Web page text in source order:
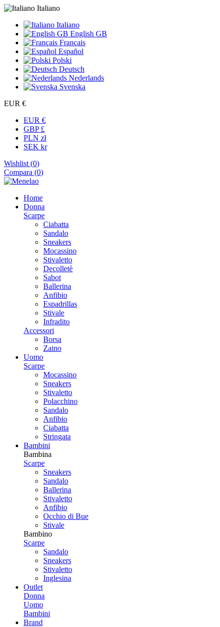
Italiano
Italiano
English GB
Français
Español
Polski
Deutsch
Nederlands
Svenska
EUR €
EUR €
GBP £
PLN zł
SEK kr
Wishlist (0)
Compara (0)
Home
Donna
Scarpe
Ciabatta
Sandalo
Sneakers
Mocassino
Stivaletto
Decolletè
Sabot
Ballerina
Anfibio
Espadrillas
Stivale
Infradito
Accessori
Borsa
Zaino
Uomo
Scarpe
Mocassino
Sneakers
Stivaletto
Polacchino
Sandalo
Anfibio
Ciabatta
Stringata
Bambini
Bambina
Scarpe
Sneakers
Sandalo
Ballerina
Stivaletto
Anfibio
Occhio di Bue
Stivale
Bambino
Scarpe
Sandalo
Sneakers
Stivaletto
Inglesina
Outlet
Donna
Uomo
Bambini
Brand